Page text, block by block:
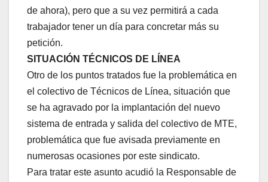
de ahora), pero que a su vez permitirá a cada
trabajador tener un día para concretar más su
petición.
SITUACIÓN TÉCNICOS DE LÍNEA
Otro de los puntos tratados fue la problemática en
el colectivo de Técnicos de Línea, situación que
se ha agravado por la implantación del nuevo
sistema de entrada y salida del colectivo de MTE,
problemática que fue avisada previamente en
numerosas ocasiones por este sindicato.
Para tratar este asunto acudió la Responsable de